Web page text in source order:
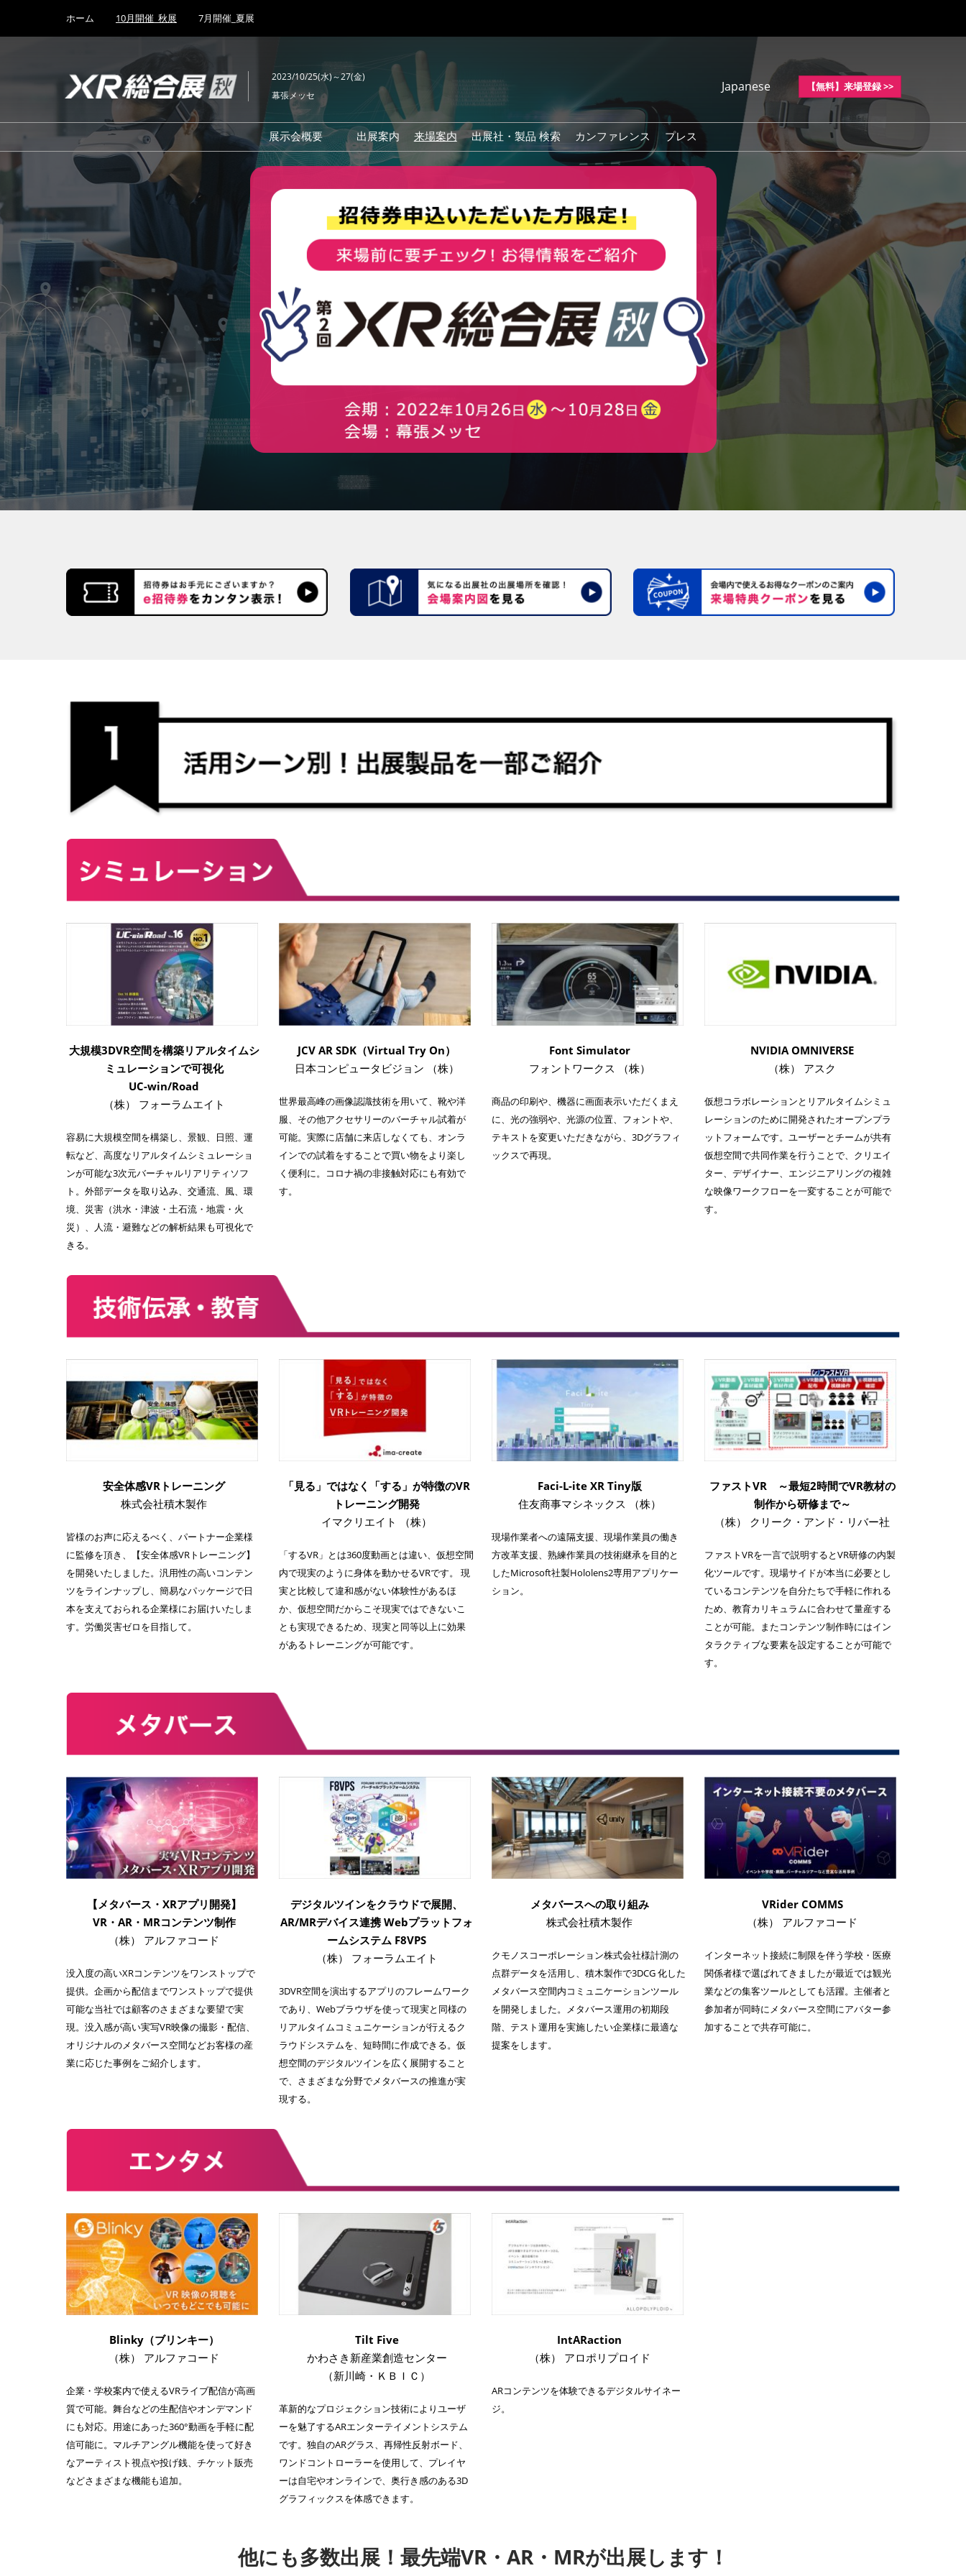
キ
し
て
む
to
ホーム 10月開催_秋展 7月開催_夏展
2023/10/25(水)～27(金)
幕張メッセ
Japanese
English
Korean (Naver
Blog)
【無料】来場登録 >>
展示会概要
速報
出展案内 来場案内 出展社・製品 検索 カンファレンス プレス
大規模3DVR空間を構築リアルタイムシ
ミュレーションで可視化
UC-win/Road
（株） フォーラムエイト
容易に大規模空間を構築し、景観、日照、運
転など、高度なリアルタイムシミュレーショ
ンが可能な3次元バーチャルリアリティソフ
ト。外部データを取り込み、交通流、風、環
境、災害（洪水・津波・土石流・地震・火
災）、人流・避難などの解析結果も可視化で
きる。
JCV AR SDK（Virtual Try On）
日本コンピュータビジョン （株）
世界最高峰の画像認識技術を用いて、靴や洋
服、その他アクセサリーのバーチャル試着が
可能。実際に店舗に来店しなくても、オンラ
インでの試着をすることで買い物をより楽し
く便利に。コロナ禍の非接触対応にも有効で
す。
Font Simulator
フォントワークス （株）
商品の印刷や、機器に画面表示いただくまえ
に、光の強弱や、光源の位置、フォントや、
テキストを変更いただきながら、3Dグラフィ
ックスで再現。
NVIDIA OMNIVERSE
（株） アスク
仮想コラボレーションとリアルタイムシミュ
レーションのために開発されたオープンプラ
ットフォームです。ユーザーとチームが共有
仮想空間で共同作業を行うことで、クリエイ
ター、デザイナー、エンジニアリングの複雑
な映像ワークフローを一変することが可能で
す。
安全体感VRトレーニング
株式会社積木製作
皆様のお声に応えるべく、パートナー企業様
に監修を頂き、【安全体感VRトレーニング】
を開発いたしました。汎用性の高いコンテン
ツをラインナップし、簡易なパッケージで日
本を支えておられる企業様にお届けいたしま
す。労働災害ゼロを目指して。
「見る」ではなく「する」が特徴のVR
トレーニング開発
イマクリエイト （株）
「するVR」とは360度動画とは違い、仮想空間
内で現実のように身体を動かせるVRです。 現
実と比較して違和感がない体験性があるほ
か、仮想空間だからこそ現実ではできないこ
とも実現できるため、現実と同等以上に効果
があるトレーニングが可能です。
Faci-L-ite XR Tiny版
住友商事マシネックス （株）
現場作業者への遠隔支援、現場作業員の働き
方改革支援、熟練作業員の技術継承を目的と
したMicrosoft社製Hololens2専用アプリケー
ション。
ファストVR ～最短2時間でVR教材の
制作から研修まで～
（株） クリーク・アンド・リバー社
ファストVRを一言で説明するとVR研修の内製
化ツールです。現場サイドが本当に必要とし
ているコンテンツを自分たちで手軽に作れる
ため、教育カリキュラムに合わせて量産する
ことが可能。またコンテンツ制作時にはイン
タラクティブな要素を設定することが可能で
す。
【メタバース・XRアプリ開発】
VR・AR・MRコンテンツ制作
（株） アルファコード
没入度の高いXRコンテンツをワンストップで
提供。企画から配信までワンストップで提供
可能な当社では顧客のさまざまな要望で実
現。没入感が高い実写VR映像の撮影・配信、
オリジナルのメタバース空間などお客様の産
業に応じた事例をご紹介します。
デジタルツインをクラウドで展開、
AR/MRデバイス連携 Webプラットフォ
ームシステム F8VPS
（株） フォーラムエイト
3DVR空間を演出するアプリのフレームワーク
であり、Webブラウザを使って現実と同様の
リアルタイムコミュニケーションが行えるク
ラウドシステムを、短時間に作成できる。仮
想空間のデジタルツインを広く展開すること
で、さまざまな分野でメタバースの推進が実
現する。
メタバースへの取り組み
株式会社積木製作
クモノスコーポレーション株式会社様計測の
点群データを活用し、積木製作で3DCG 化した
メタバース空間内コミュニケーションツール
を開発しました。メタバース運用の初期段
階、テスト運用を実施したい企業様に最適な
提案をします。
VRider COMMS
（株） アルファコード
インターネット接続に制限を伴う学校・医療
関係者様で選ばれてきましたが最近では観光
業などの集客ツールとしても活躍。主催者と
参加者が同時にメタバース空間にアバター参
加することで共存可能に。
Blinky（ブリンキー）
（株） アルファコード
企業・学校案内で使えるVRライブ配信が高画
質で可能。舞台などの生配信やオンデマンド
にも対応。用途にあった360°動画を手軽に配
信可能に。マルチアングル機能を使って好き
なアーティスト視点や投げ銭、チケット販売
などさまざまな機能も追加。
Tilt Five
かわさき新産業創造センター
（新川崎・ＫＢＩＣ）
革新的なプロジェクション技術によりユーザ
ーを魅了するARエンターテイメントシステム
です。独自のARグラス、再帰性反射ボード、
ワンドコントローラーを使用して、プレイヤ
ーは自宅やオンラインで、奥行き感のある3D
グラフィックスを体感できます。
IntARaction
（株） アロポリプロイド
ARコンテンツを体験できるデジタルサイネー
ジ。
他にも多数出展！最先端VR・AR・MRが出展します！